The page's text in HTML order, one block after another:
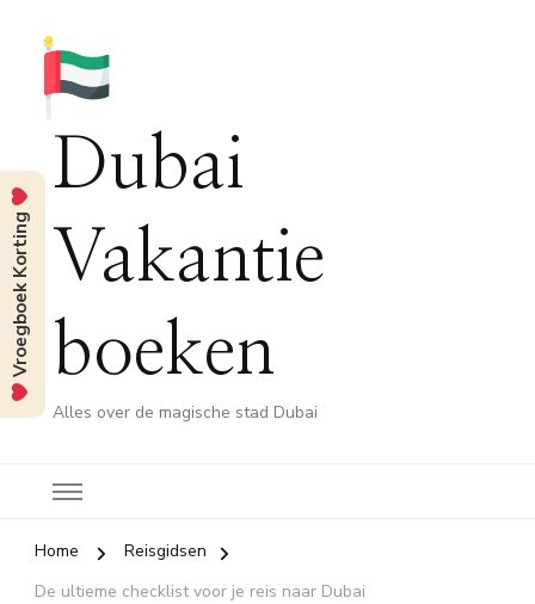
Dubai
Vakantie
boeken
Alles over de magische stad Dubai
Home
Reisgidsen
De ultieme checklist voor je reis naar Dubai
Vroegboek Korting